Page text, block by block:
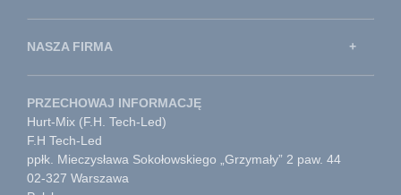
NASZA FIRMA
PRZECHOWAJ INFORMACJĘ
Hurt-Mix (F.H. Tech-Led)
F.H Tech-Led
ppłk. Mieczysława Sokołowskiego „Grzymały” 2 paw. 44
02-327 Warszawa